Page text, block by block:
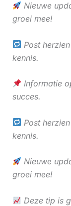
Nieuwe
groei mee!
Post
kennis.
Informatie
succes.
Post
kennis.
Nieuwe
groei mee!
Deze tip is